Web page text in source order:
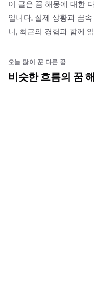
이 글은 꿈 해몽에 대한
입니다. 실제 상황과 꿈
니, 최근의 경험과 함께
오늘 많이 꾼 다른 꿈
비슷한 흐름의 꿈